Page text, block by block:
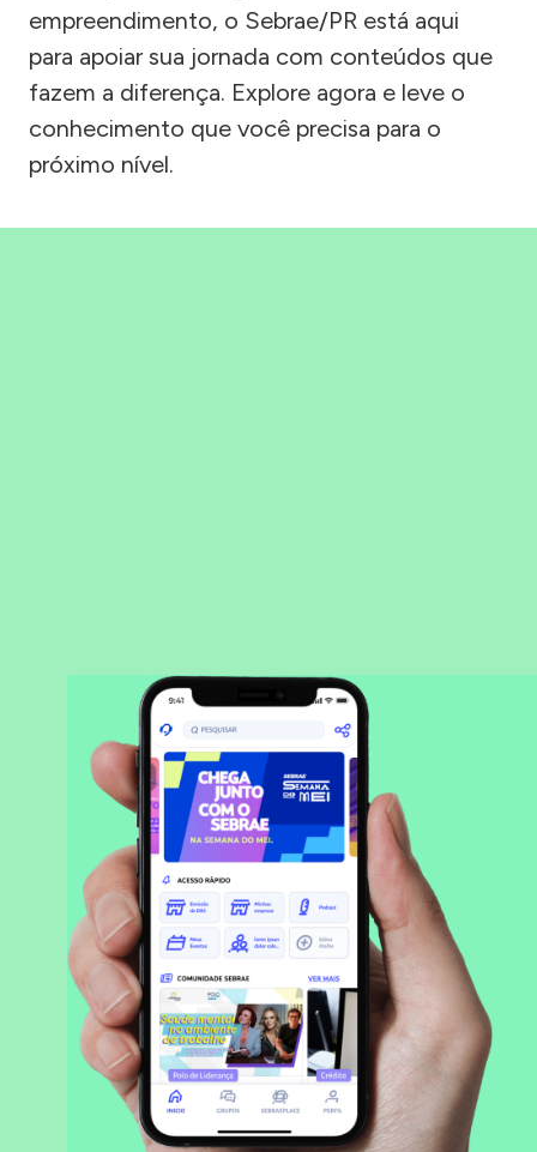
empreendimento, o Sebrae/PR está aqui
para apoiar sua jornada com conteúdos que
fazem a diferença. Explore agora e leve o
conhecimento que você precisa para o
próximo nível.